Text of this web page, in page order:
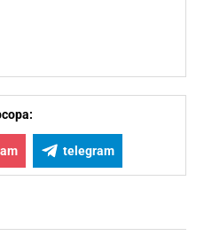
telegram